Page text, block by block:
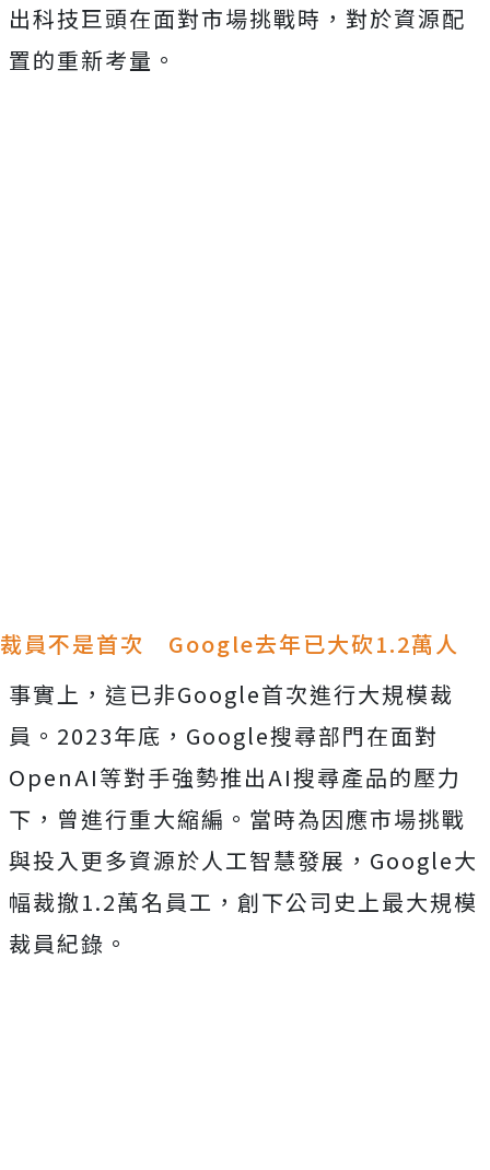
出科技巨頭在面對市場挑戰時，對於資源配
置的重新考量。
裁員不是首次 Google去年已大砍1.2萬人
事實上，這已非Google首次進行大規模裁
員。2023年底，Google搜尋部門在面對
OpenAI等對手強勢推出AI搜尋產品的壓力
下，曾進行重大縮編。當時為因應市場挑戰
與投入更多資源於人工智慧發展，Google大
幅裁撤1.2萬名員工，創下公司史上最大規模
裁員紀錄。